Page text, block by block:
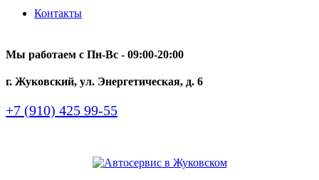
Контакты
Мы работаем с Пн-Вc - 09:00-20:00
г. Жуковский, ул. Энергетическая, д. 6
+7 (910) 425 99-55